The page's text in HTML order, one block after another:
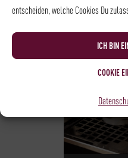
entscheiden, welche Cookies Du
ICH BIN
COOKIE